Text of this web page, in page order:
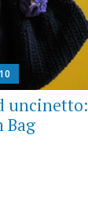
uncinetto:
Bag